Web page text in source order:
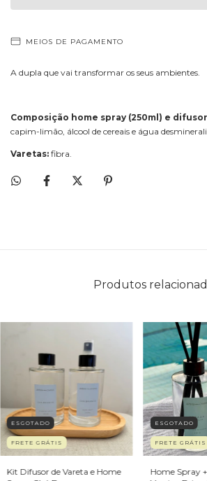
MEIOS DE PAGAMENTO
A dupla que vai transformar os seus ambientes.
Composição home spray (250ml) e
capim-limão, álcool de cereais e água
Varetas: fibra.
Produtos
ESGOTADO
FRETE GRÁTIS
Kit Difusor de Vareta e Home
ESGOTADO
FRETE GRÁTIS
Home Spray